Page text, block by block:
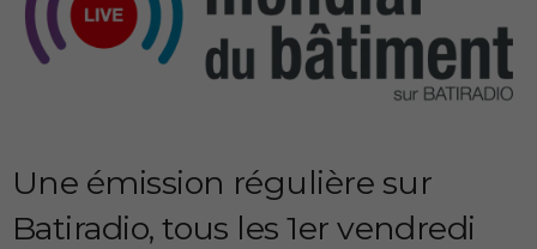
Une émission régulière sur
Batiradio, tous les 1er vendredi